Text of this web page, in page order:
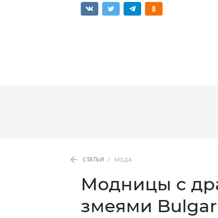
СТАТЬИ / МОДА
Модницы с
змеями